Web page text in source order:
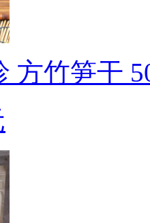
方竹笋干